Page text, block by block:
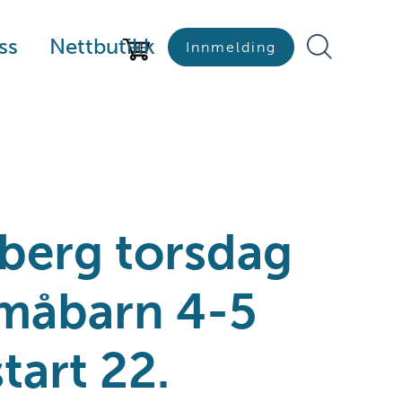
Innmelding
Nettbutikk
torsdag
4-5
22.